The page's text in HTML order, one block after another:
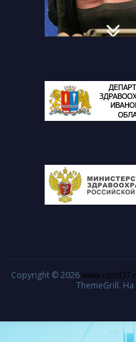
Copyright © 2026
ThemeGrill.